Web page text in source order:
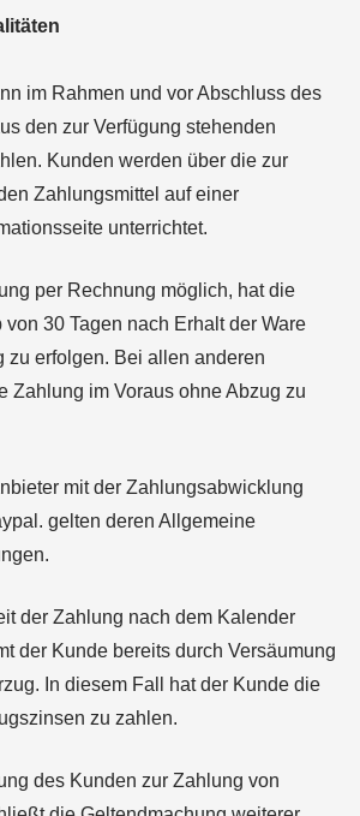
im Rahmen und vor Abschluss des
den zur Verfügung stehenden
Kunden werden über die zur
Zahlungsmittel auf einer
unterrichtet.
per Rechnung möglich, hat die
30 Tagen nach Erhalt der Ware
zu erfolgen. Bei allen anderen
Zahlung im Voraus ohne Abzug zu
mit der Zahlungsabwicklung
gelten deren Allgemeine
der Zahlung nach dem Kalender
der Kunde bereits durch Versäumung
In diesem Fall hat der Kunde die
zu zahlen.
des Kunden zur Zahlung von